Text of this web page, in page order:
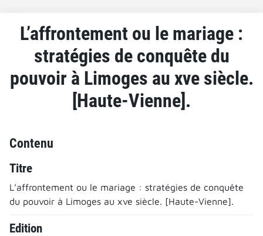
L’affrontement ou le mariage :
stratégies de conquête du
pouvoir à Limoges au xve siècle.
[Haute-Vienne].
Contenu
Titre
L’affrontement ou le mariage : stratégies de conquête
du pouvoir à Limoges au xve siècle. [Haute-Vienne].
Edition